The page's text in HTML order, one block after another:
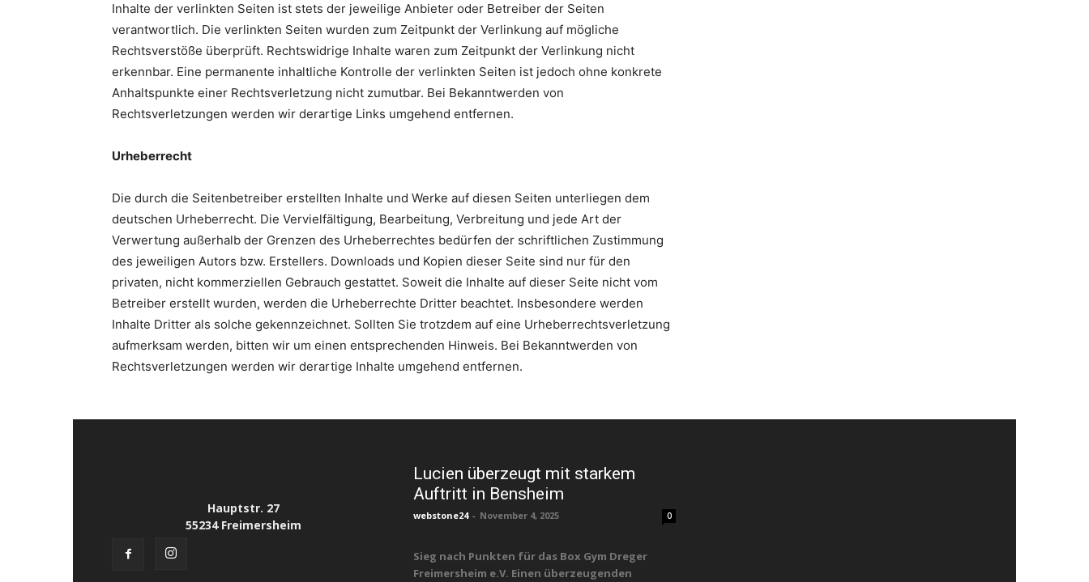
Inhalte der verlinkten Seiten ist stets der jeweilige Anbieter oder Betreiber der Seiten
verantwortlich. Die verlinkten Seiten wurden zum Zeitpunkt der Verlinkung auf mögliche
Rechtsverstöße überprüft. Rechtswidrige Inhalte waren zum Zeitpunkt der Verlinkung nicht
erkennbar. Eine permanente inhaltliche Kontrolle der verlinkten Seiten ist jedoch ohne konkrete
Anhaltspunkte einer Rechtsverletzung nicht zumutbar. Bei Bekanntwerden von
Rechtsverletzungen werden wir derartige Links umgehend entfernen.
Urheberrecht
Die durch die Seitenbetreiber erstellten Inhalte und Werke auf diesen Seiten unterliegen dem
deutschen Urheberrecht. Die Vervielfältigung, Bearbeitung, Verbreitung und jede Art der
Verwertung außerhalb der Grenzen des Urheberrechtes bedürfen der schriftlichen Zustimmung
des jeweiligen Autors bzw. Erstellers. Downloads und Kopien dieser Seite sind nur für den
privaten, nicht kommerziellen Gebrauch gestattet. Soweit die Inhalte auf dieser Seite nicht vom
Betreiber erstellt wurden, werden die Urheberrechte Dritter beachtet. Insbesondere werden
Inhalte Dritter als solche gekennzeichnet. Sollten Sie trotzdem auf eine Urheberrechtsverletzung
aufmerksam werden, bitten wir um einen entsprechenden Hinweis. Bei Bekanntwerden von
Rechtsverletzungen werden wir derartige Inhalte umgehend entfernen.
Hauptstr. 27
55234 Freimersheim
Lucien überzeugt mit starkem
Auftritt in Bensheim
webstone24 - November 4, 2025 0
Sieg nach Punkten für das Box Gym Dreger
Freimersheim e.V. Einen überzeugenden